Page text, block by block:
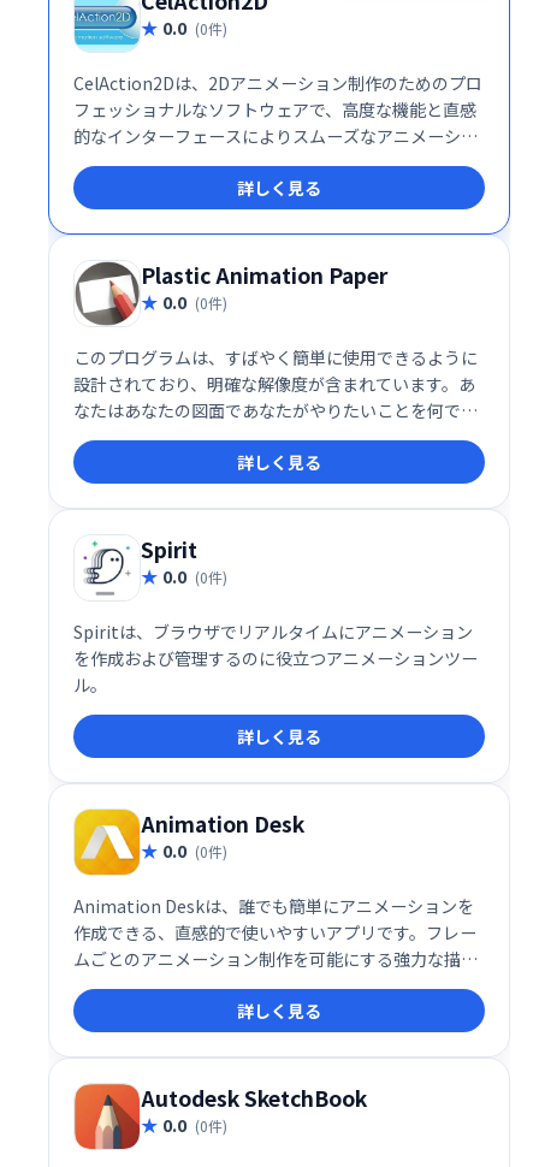
0.0 (0件)
CelAction2Dは、2Dアニメーション制作のためのプロ
フェッショナルなソフトウェアで、高度な機能と直感
的なインターフェースによりスムーズなアニメーショ
ン制作を実現します。
詳しく見る
Plastic Animation Paper
0.0 (0件)
このプログラムは、すばやく簡単に使用できるように
設計されており、明確な解像度が含まれています。あ
なたはあなたの図面であなたがやりたいことを何でも
することができ、このプログラムを使用することでそ
れらを次のレベルに上げることができます。
詳しく見る
Spirit
0.0 (0件)
Spiritは、ブラウザでリアルタイムにアニメーション
を作成および管理するのに役立つアニメーションツー
ル。
詳しく見る
Animation Desk
0.0 (0件)
Animation Deskは、誰でも簡単にアニメーションを
作成できる、直感的で使いやすいアプリです。フレー
ムごとのアニメーション制作を可能にする強力な描画
ツールセットを搭載。プロ並みの作品制作を支援しま
す。直感的なインターフェースで、初心者からプロま
で幅広く活用できます。創造性を自由に解き放ち、独
自のアニメーション作品を制作してみませんか？
詳しく見る
Autodesk SketchBook
0.0 (0件)